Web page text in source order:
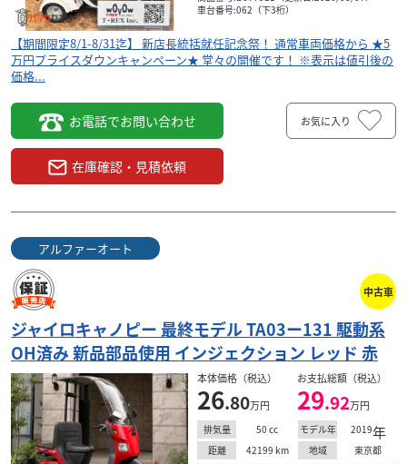
◇ビジネス車を中心に二輪から三輪ま...
車台番号:062（下3桁）
【期間限定8/1-8/31迄】 新店長統括就任記念祭！ 通常車両価格から ★5
万円プライスダウンキャンペーン★ 堂々の開催です！ ※表示は値引後の
価格...
お電話でお問い合わせ
在庫確認・見積依頼
お気に入り
アルファーオート
中古車
ジャイロキャノピー 最終モデル TA03ー131 駆動系
OH済み 新品部品使用 インジェクション レッド 赤
本体価格（税込）
26.80万円
お支払総額（税込）
29.92万円
排気量 50 cc モデル年 2019年
距離 42199 km 地域
東京都